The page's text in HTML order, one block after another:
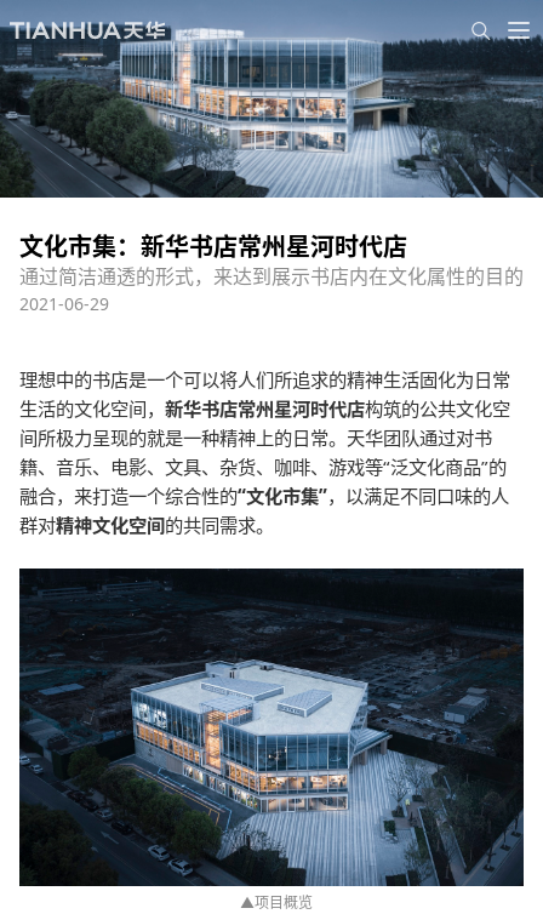
文化市集：新华书店常州星河时代店
通过简洁通透的形式，来达到展示书店内在文化属性的目的
2021-06-29
理想中的书店是一个可以将人们所追求的精神生活固化为日常
生活的文化空间， 新华书店常州星河时代店构筑的公共文化空
间所极力呈现的就是一种精神上的日常。天华团队通过对书
籍、音乐、电影、文具、杂货、咖啡、游戏等“泛文化商品”的
融合，来打造一个综合性的“文化市集”，以满足不同口味的人
群对精神文化空间的共同需求。
▲项目概览